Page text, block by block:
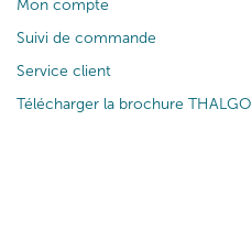
Mon compte
Suivi de commande
Service client
Télécharger la brochure THALGO